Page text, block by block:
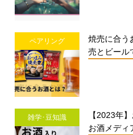
ペアリング
焼売に合う
売とビール
雑学･豆知識
【2023年
お酒メディ